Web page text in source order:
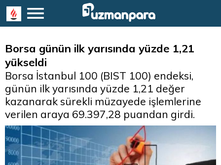
Borsa günün ilk yarısında yüzde 1,21
yükseldi
Borsa İstanbul 100 (BIST 100) endeksi,
günün ilk yarısında yüzde 1,21 değer
kazanarak sürekli müzayede işlemlerine
verilen araya 69.397,28 puandan girdi.